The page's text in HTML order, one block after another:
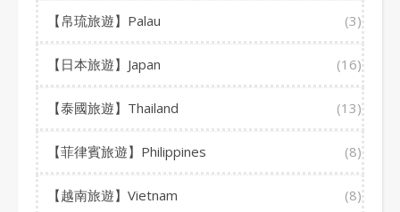
【帛琉旅遊】Palau (3)
【日本旅遊】Japan (16)
【泰國旅遊】Thailand (13)
【菲律賓旅遊】Philippines (8)
【越南旅遊】Vietnam (8)